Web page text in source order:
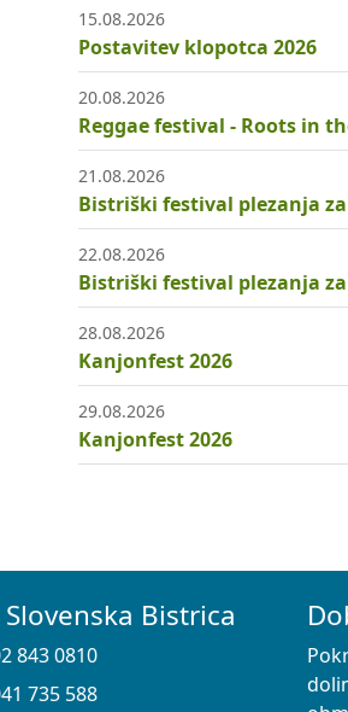
15.08.2026
Postavitev klopotca 2026
20.08.2026
Reggae festival - Roots in
21.08.2026
Bistriški festival plezanja
22.08.2026
Bistriški festival plezanja
28.08.2026
Kanjonfest 2026
29.08.2026
Kanjonfest 2026
Bistrica
843 0810
735 588